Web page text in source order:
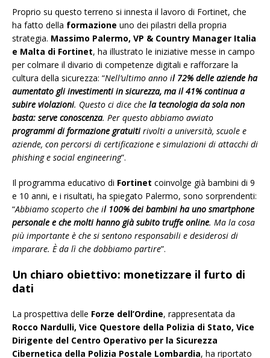
Proprio su questo terreno si innesta il lavoro di Fortinet, che
ha fatto della formazione uno dei pilastri della propria
strategia. Massimo Palermo, VP & Country Manager Italia
e Malta di Fortinet, ha illustrato le iniziative messe in campo
per colmare il divario di competenze digitali e rafforzare la
cultura della sicurezza: “Nell’ultimo anno il 72% delle aziende ha
aumentato gli investimenti in sicurezza, ma il 41% continua a
subire violazioni. Questo ci dice che la tecnologia da sola non
basta: serve conoscenza. Per questo abbiamo avviato
programmi di formazione gratuitirivolti a università, scuole e
aziende, con percorsi di certificazione e simulazioni di attacchi di
phishing e social engineering”.
Il programma educativo di Fortinet coinvolge già bambini di 9
e 10 anni, e i risultati, ha spiegato Palermo, sono sorprendenti:
“Abbiamo scoperto che il 100% dei bambini ha uno smartphone
personale e che molti hanno già subito truffe online. Ma la cosa
più importante è che si sentono responsabili e desiderosi di
imparare. È da lì che dobbiamo partire”.
Un chiaro obiettivo: monetizzare il furto di
dati
La prospettiva delle Forze dell’Ordine, rappresentata da
Rocco Nardulli, Vice Questore della Polizia di Stato, Vice
Dirigente del Centro Operativo per la Sicurezza
Cibernetica della Polizia Postale Lombardia, ha riportato